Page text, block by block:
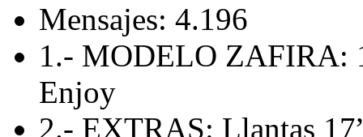
Mensajes: 4.196
1.- MODELO ZAFIRA:
Enjoy
2.- EXTRAS: Llantas